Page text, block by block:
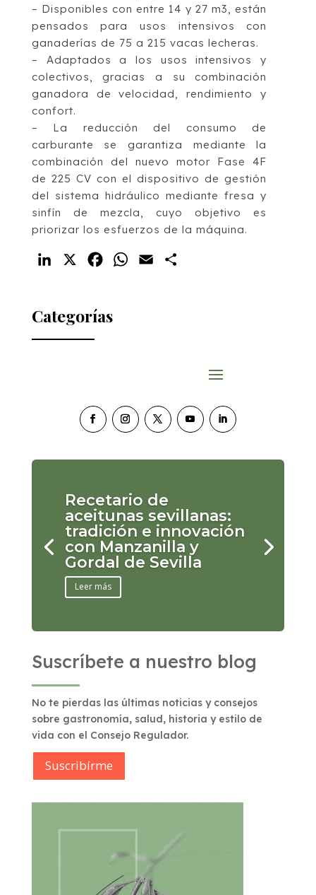
– Disponibles con entre 14 y 27 m3, están
pensados para usos intensivos con
ganaderías de 75 a 215 vacas lecheras.
– Adaptados a los usos intensivos y
colectivos, gracias a su combinación
ganadora de velocidad, rendimiento y
confort.
– La reducción del consumo de
carburante se garantiza mediante la
combinación del nuevo motor Fase 4F
de 225 CV con el dispositivo de gestión
del sistema hidráulico mediante fresa y
sinfín de mezcla, cuyo objetivo es
priorizar los esfuerzos de la máquina.
LinkedIn FacebookWhatsApp
Email
Categorías
Recetario de
aceitunas sevillanas:
tradición e innovación
con Manzanilla y
Gordal de Sevilla
Leer más
Suscríbete a nuestro blog
No te pierdas las últimas noticias y consejos
sobre gastronomía, salud, historia y estilo de
vida con el Consejo Regulador.
Suscribírme